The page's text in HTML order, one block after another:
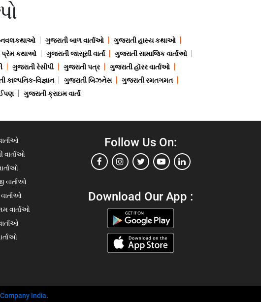
નવલકથાઓ ગુજરાતી બાળ વાર્તાઓ
ગુજરાતી હાસ્ય કથાઓ
પ્રેમ કથાઓ ગુજરાતી જાસૂસી વાર્તા
ગુજરાતી સામાજિક વાર્તાઓ
ગુજરાતી રેસીપી ગુજરાતી પત્ર
ગુજરાતી હૉરર વાર્તાઓ
કાલ્પનિક-વિજ્ઞાન ગુજરાતી બિઝનેસ
ગુજરાતી રમતગમત
ગુજરાતી ક્રાઇમ વાર્તા
વાર્તાઓ
વાર્તાઓ
વાર્તાઓ
Follow Us On:
Download Our App :
India.